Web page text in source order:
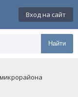
Вход на сайт
Найти